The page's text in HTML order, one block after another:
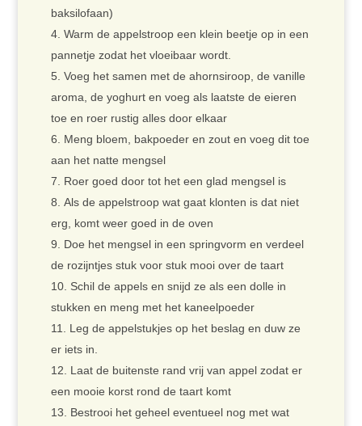
baksilofaan)
Warm de appelstroop een klein beetje op in een
pannetje zodat het vloeibaar wordt.
Voeg het samen met de ahornsiroop, de vanille
aroma, de yoghurt en voeg als laatste de eieren
toe en roer rustig alles door elkaar
Meng bloem, bakpoeder en zout en voeg dit toe
aan het natte mengsel
Roer goed door tot het een glad mengsel is
Als de appelstroop wat gaat klonten is dat niet
erg, komt weer goed in de oven
Doe het mengsel in een springvorm en verdeel
de rozijntjes stuk voor stuk mooi over de taart
Schil de appels en snijd ze als een dolle in
stukken en meng met het kaneelpoeder
Leg de appelstukjes op het beslag en duw ze
er iets in.
Laat de buitenste rand vrij van appel zodat er
een mooie korst rond de taart komt
Bestrooi het geheel eventueel nog met wat